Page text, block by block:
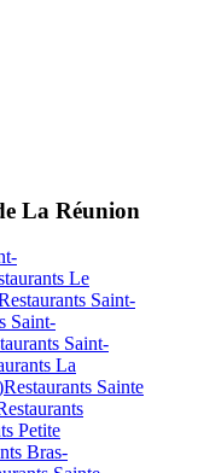
La Réunion
Le
Saint-
Saint-
Saint-
La
Restaurants Sainte
Petite
Bras-